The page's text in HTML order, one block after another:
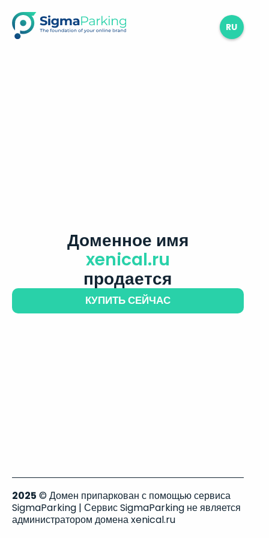
RU
Доменное имя
xenical.ru
продается
КУПИТЬ СЕЙЧАС
2025 © Домен припаркован с помощью сервиса
SigmaParking | Сервис SigmaParking не является
администратором домена xenical.ru